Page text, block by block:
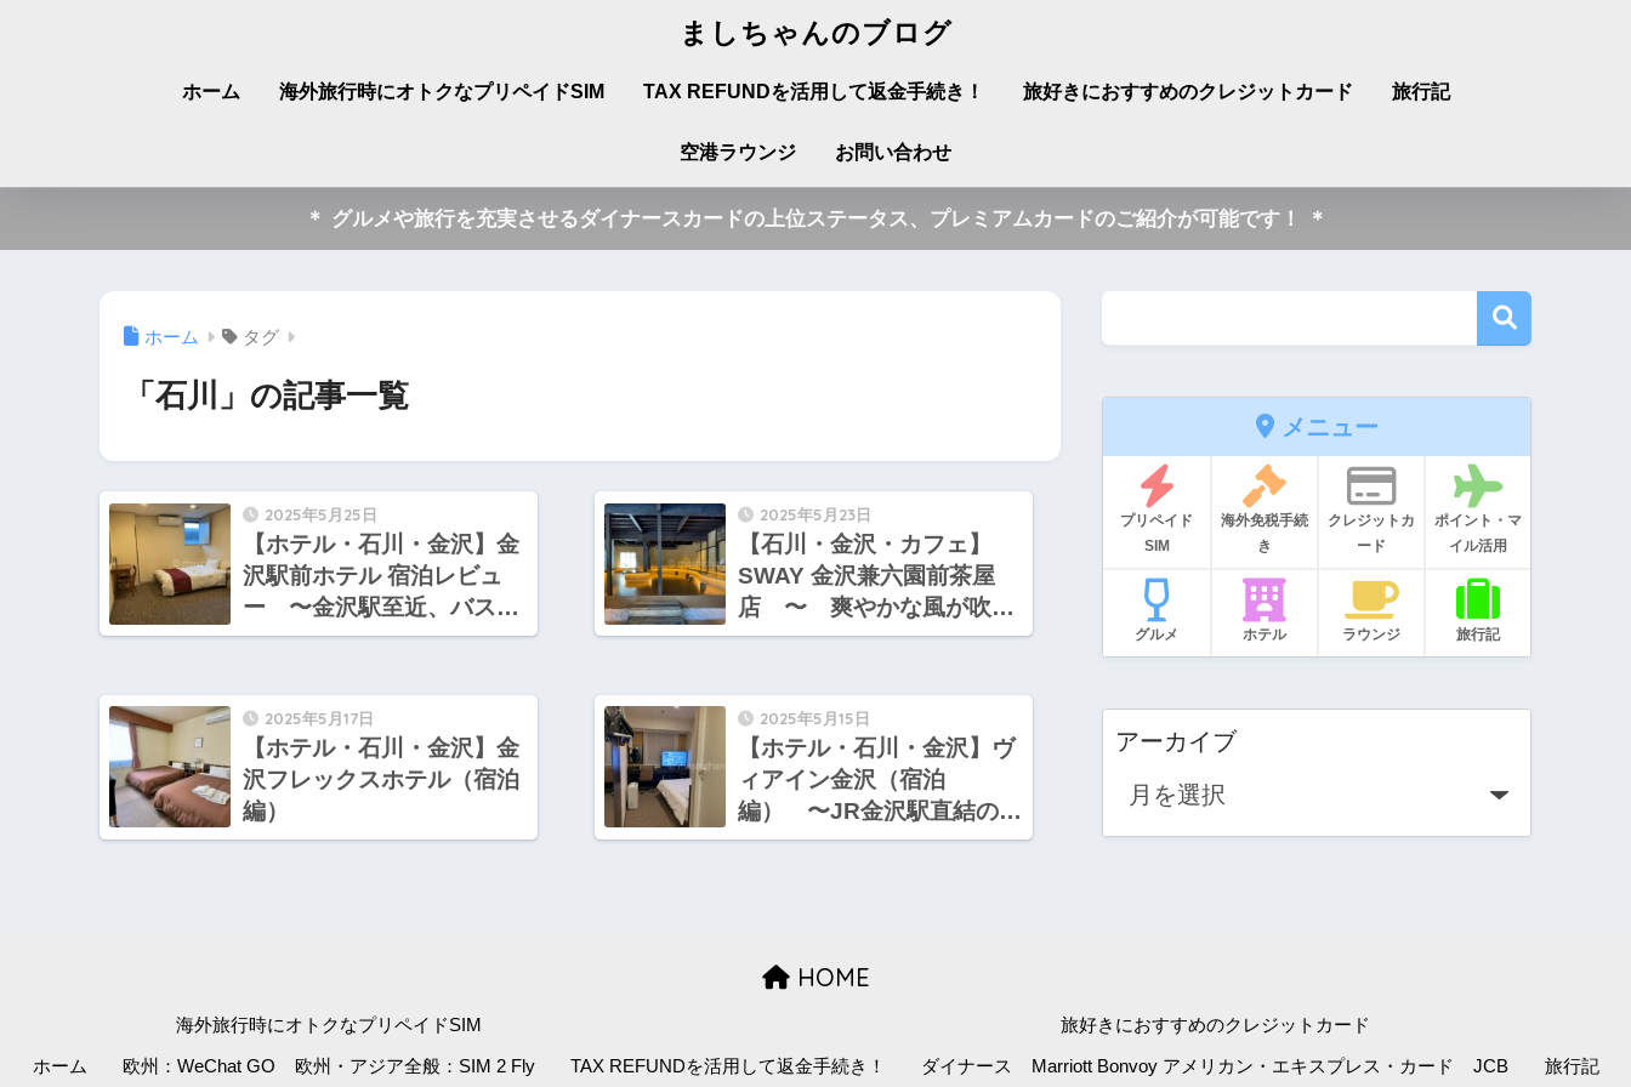
ましちゃんのブログ
ホーム 海外旅行時にオトクなプリペイドSIM TAX REFUNDを活用して返金手続き！ 旅好きにおすすめのクレジットカード 旅行記
空港ラウンジ お問い合わせ
＊ グルメや旅行を充実させるダイナースカードの上位ステータス、プレミアムカードのご紹介が可能です！ ＊
ホーム タグ
「石川」の記事一覧
2025年5月25日
【ホテル・石川・金沢】金
沢駅前ホテル 宿泊レビュ
ー 〜金沢駅至近、バス・
トイレ別のコスパの良いホ
2025年5月23日
【石川・金沢・カフェ】
SWAY 金沢兼六園前茶屋
店 〜 爽やかな風が吹き
込むオシャレカフェ
2025年5月17日
【ホテル・石川・金沢】金
沢フレックスホテル（宿泊
編）
2025年5月15日
【ホテル・石川・金沢】ヴ
ィアイン金沢（宿泊
編） 〜JR金沢駅直結のビ
ジネスホテル
メニュー
プリペイド
SIM
海外免税手続
き
クレジットカ
ード
ポイント・マ
イル活用
グルメ ホテル ラウンジ 旅行記
アーカイブ
HOME
ホーム
海外旅行時にオトクなプリペイドSIM
欧州：WeChat GO 欧州・アジア全般：SIM 2 Fly TAX REFUNDを活用して返金手続き！
旅好きにおすすめのクレジットカード
ダイナース Marriott Bonvoy アメリカン・エキスプレス・カード JCB 旅行記